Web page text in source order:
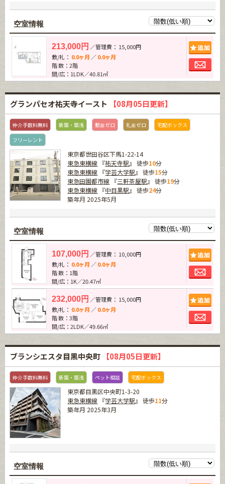
空室情報
213,000円 ／管理費： 15,000円
敷/礼： 0.0ヶ月 ／0.0ヶ月
階 数：2階
間/広：1LDK／40.81㎡
グランパセオ祐天寺イースト 【08月05日更新】
仲介手数料無料 新築・築浅 敷金ゼロ 礼金ゼロ
宅配ボックス
フリーレント
東京都世田谷区下馬1-22-14
東急東横線 『祐天寺駅』 徒歩10分
東急東横線 『学芸大学駅』 徒歩15分
東急田園都市線 『三軒茶屋駅』 徒歩19分
東急東横線 『中目黒駅』 徒歩24分
築年月 2025年5月
空室情報
107,000円 ／管理費： 10,000円
敷/礼： 0.0ヶ月 ／0.0ヶ月
階 数：1階
間/広：1K／20.47㎡
232,000円 ／管理費： 15,000円
敷/礼： 0.0ヶ月 ／0.0ヶ月
階 数：3階
間/広：2LDK／49.66㎡
ブランシエスタ目黒中央町 【08月05日更新】
仲介手数料無料 新築・築浅 ペット相談 宅配ボックス
東京都目黒区中央町1-3-20
東急東横線 『学芸大学駅』 徒歩11分
築年月 2025年3月
空室情報